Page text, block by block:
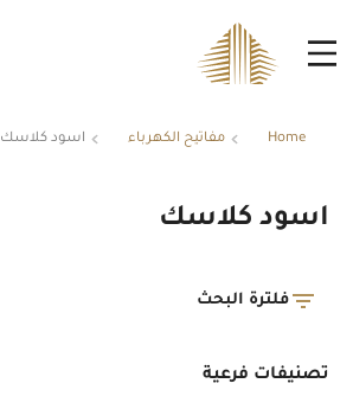
You are here:
Home مفاتيح الكهرباء اسود كلاسك
اسود كلاسك
فلترة البحث
تصنيفات فرعية